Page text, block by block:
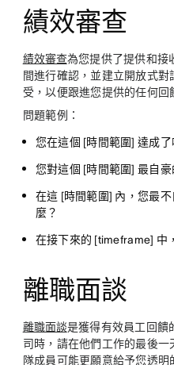
績效審查
績效審查為您提供了提供和接
間進行確認，並建立開放式
受，以便跟進您提供的任何回
問題範例：
您在這個 [時間範圍] 達成
您對這個 [時間範圍] 最自
在這 [時間範圍] 內，您最
麼？
在接下來的 [timeframe] 中
離職面談
離職面談是獲得有效員工回饋
司時，請在他們工作的最後
隊成員可能更願意給予您透明